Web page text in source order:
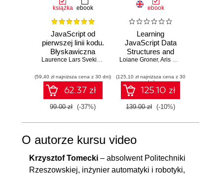
książka ebook
JavaScript od
pierwszej linii kodu.
Błyskawiczna
nauka pisania gier,
aplikacji
internetowych
Laurence Lars Svekis
, Maaike van Putten,Rob Percival
(59,40 zł najniższa cena z 30 dni)
62.37 zł
99.00 zł (-37%)
ebook
Learning
JavaScript Data
Structures and
Algorithms.
problem-solving
skills in JavaScript
and TypeScript -
Fourth Edition
Loiane Groner,Aris Markogiannakis
(125,10 zł najniższa cena z 30
dni)
125.10 zł
139.00 zł (-10%)
O autorze kursu video
Krzysztof Tomecki – absolwent Politechniki
Rzeszowskiej, inżynier automatyki i robotyki,